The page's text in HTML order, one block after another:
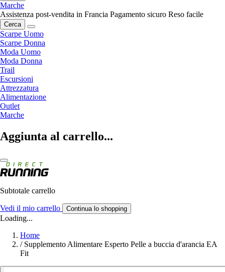
Marche
Assistenza post-vendita in Francia Pagamento sicuro Reso facile
Cerca
Scarpe Uomo
Scarpe Donna
Moda Uomo
Moda Donna
Trail
Escursioni
Attrezzatura
Alimentazione
Outlet
Marche
Aggiunta al carrello...
Subtotale carrello
Vedi il mio carrello Continua lo shopping
Loading...
Home
/ Supplemento Alimentare Esperto Pelle a buccia d'arancia EA
Fit